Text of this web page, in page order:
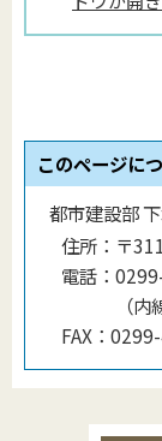
このページに
都市建設部
住所： 〒
電話：
（内
FAX：